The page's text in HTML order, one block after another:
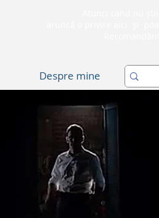
Despre mine